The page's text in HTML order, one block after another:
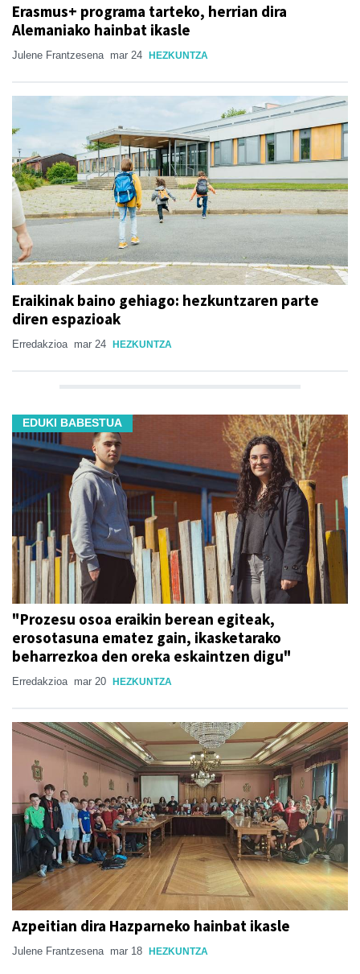
Erasmus+ programa tarteko, herrian dira
Alemaniako hainbat ikasle
Julene Frantzesena mar 24 HEZKUNTZA
Eraikinak baino gehiago: hezkuntzaren parte
diren espazioak
Erredakzioa mar 24 HEZKUNTZA
EDUKI BABESTUA
"Prozesu osoa eraikin berean egiteak,
erosotasuna ematez gain, ikasketarako
beharrezkoa den oreka eskaintzen digu"
Erredakzioa mar 20 HEZKUNTZA
Azpeitian dira Hazparneko hainbat ikasle
Julene Frantzesena mar 18 HEZKUNTZA